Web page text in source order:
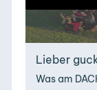
Lieber
Was am